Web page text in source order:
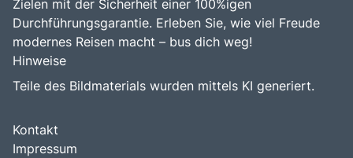
Zielen mit der Sicherheit einer 100%igen
Durchführungsgarantie. Erleben Sie, wie viel Freude
modernes Reisen macht – bus dich weg!
Hinweise
Teile des Bildmaterials wurden mittels KI generiert.
Kontakt
Impressum